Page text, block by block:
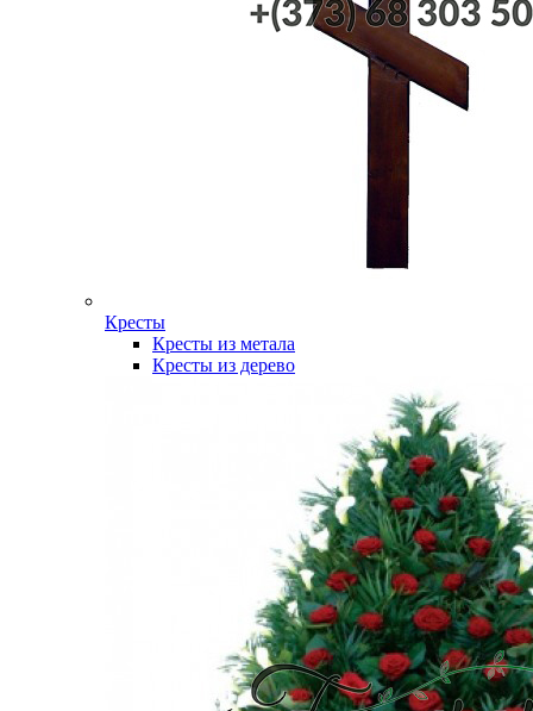
Кресты
Кресты из метала
Кресты из дерево